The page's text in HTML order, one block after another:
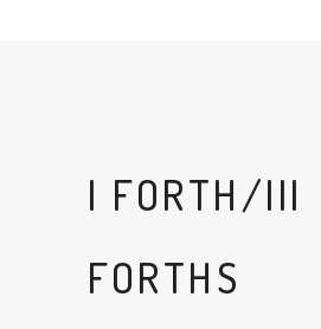
I FORTH/III
FORTHS